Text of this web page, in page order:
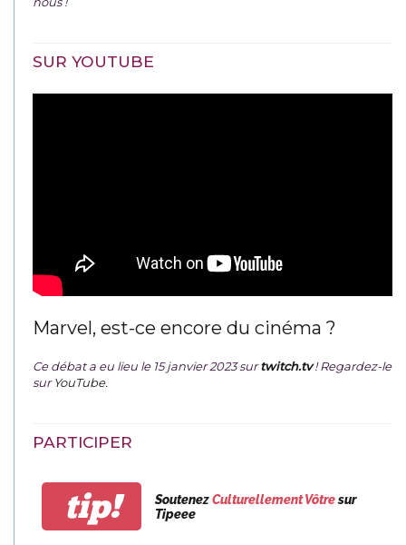
SUR YOUTUBE
Marvel, est-ce encore du cinéma ?
Ce débat a eu lieu le 15 janvier 2023 surtwitch.tv ! Regardez-le
surYouTube.
PARTICIPER
tip! SoutenezCulturellement Vôtresur
Tipeee